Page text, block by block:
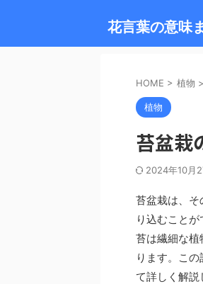
花言葉の意味
HOME > 植物 >
植物
苔盆栽
2024年10月
苔盆栽は、そ
り込むこと
苔は繊細な植
ります。こ
て詳しく解説